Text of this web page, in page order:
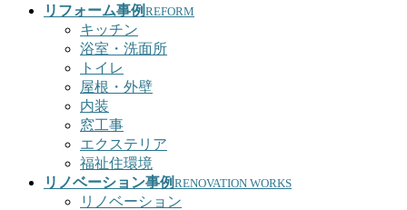
リフォーム事例 REFORM
キッチン
浴室・洗面所
トイレ
屋根・外壁
内装
窓工事
エクステリア
福祉住環境
リノベーション事例 RENOVATION WORKS
リノベーション